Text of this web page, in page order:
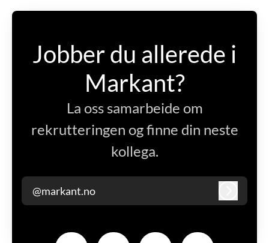
Jobber du allerede i
Markant?
La oss samarbeide om
rekrutteringen og finne din neste
kollega.
@markant.no